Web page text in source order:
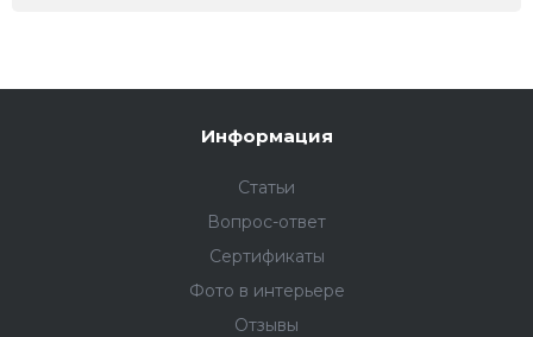
Информация
Статьи
Вопрос-ответ
Сертификаты
Фото в интерьере
Отзывы